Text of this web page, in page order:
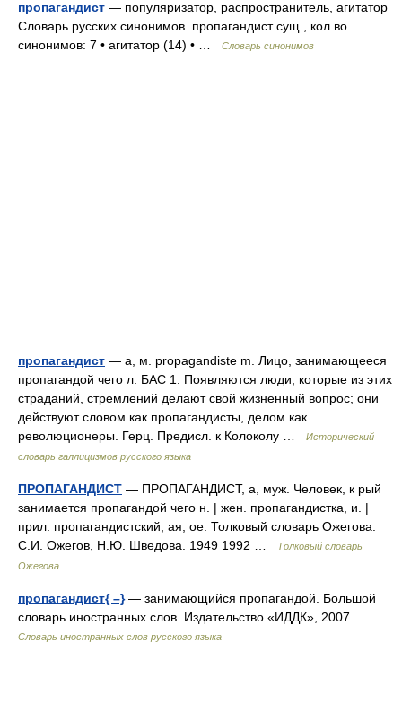
пропагандист — популяризатор, распространитель, агитатор
Словарь русских синонимов. пропагандист сущ., кол во
синонимов: 7 • агитатор (14) • …
Словарь синонимов
пропагандист — а, м. propagandiste m. Лицо, занимающееся
пропагандой чего л. БАС 1. Появляются люди, которые из этих
страданий, стремлений делают свой жизненный вопрос; они
действуют словом как пропагандисты, делом как
революционеры. Герц. Предисл. к Колоколу …
Исторический
словарь галлицизмов русского языка
ПРОПАГАНДИСТ — ПРОПАГАНДИСТ, а, муж. Человек, к рый
занимается пропагандой чего н. | жен. пропагандистка, и. |
прил. пропагандистский, ая, ое. Толковый словарь Ожегова.
С.И. Ожегов, Н.Ю. Шведова. 1949 1992 …
Толковый словарь
Ожегова
пропагандист{ –}— занимающийся пропагандой. Большой
словарь иностранных слов. Издательство «ИДДК», 2007 …
Словарь иностранных слов русского языка